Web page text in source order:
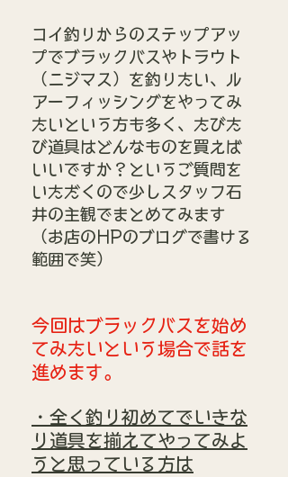
コイ釣りからのステップアッ
プでブラックバスやトラウト
（ニジマス）を釣りたい、ル
アーフィッシングをやってみ
たいという方も多く、たびた
び道具はどんなものを買えば
いいですか？というご質問を
いただくので少しスタッフ石
井の主観でまとめてみます
（お店のHPのブログで書ける
範囲で笑）
今回はブラックバスを始め
てみたいという場合で話を
進めます。
・全く釣り初めてでいきな
り道具を揃えてやってみよ
うと思っている方は